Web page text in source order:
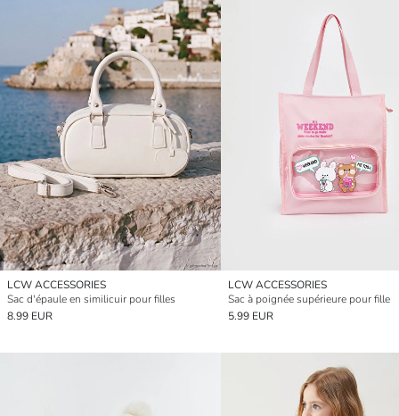
LCW ACCESSORIES
Sac d'épaule en similicuir pour filles
8.99 EUR
LCW ACCESSORIES
Sac à poignée supérieure pour fille
5.99 EUR